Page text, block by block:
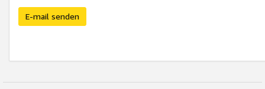
E-mail senden